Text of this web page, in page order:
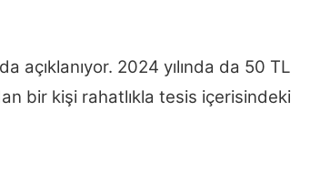
açıklanıyor. 2024 yılında da 50 TL
bir kişi rahatlıkla tesis içerisindeki